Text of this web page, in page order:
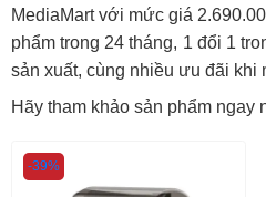
MediaMart với mức giá
phẩm trong 24 tháng, 1 đổi 1
sản xuất, cùng nhiều ưu đãi khi
Hãy tham khảo sản phẩm ngay
-39%